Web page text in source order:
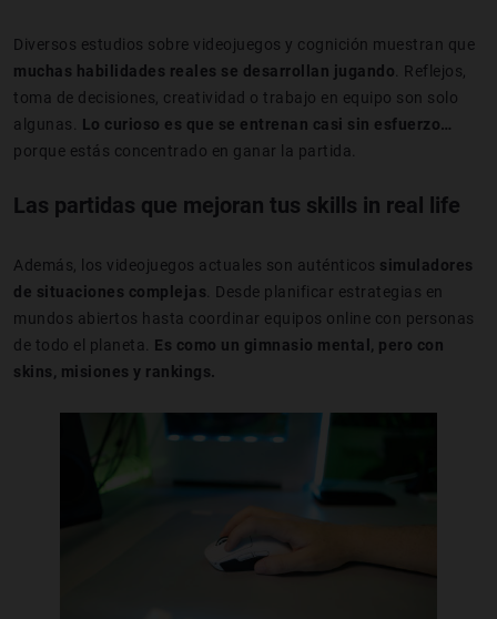
Diversos estudios sobre videojuegos y cognición muestran que
muchas habilidades reales se desarrollan jugando . Reflejos,
toma de decisiones, creatividad o trabajo en equipo son solo
algunas. Lo curioso es que se entrenan casi sin esfuerzo…
porque estás concentrado en ganar la partida.
Las partidas que mejoran tus skills in real life
Además, los videojuegos actuales son auténticos simuladores
de situaciones complejas . Desde planificar estrategias en
mundos abiertos hasta coordinar equipos online con personas
de todo el planeta. Es como un gimnasio mental, pero con
skins, misiones y rankings.